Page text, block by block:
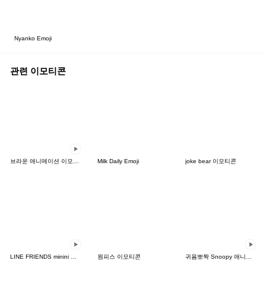
Nyanko Emoji
관련 이모티콘
Milk Daily Emoji joke bear 이모티콘
LINE FRIENDS minini 애니메이션 이모티콘 원피스 이모티콘 귀욤뽀짝 Snoopy 애니메이션 이모티콘